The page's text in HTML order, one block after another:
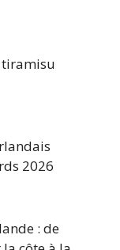
tiramisu
2026
: de